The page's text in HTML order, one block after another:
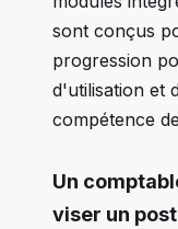
sont conçus
progression
d'utilisation et
compétence
Un
viser un